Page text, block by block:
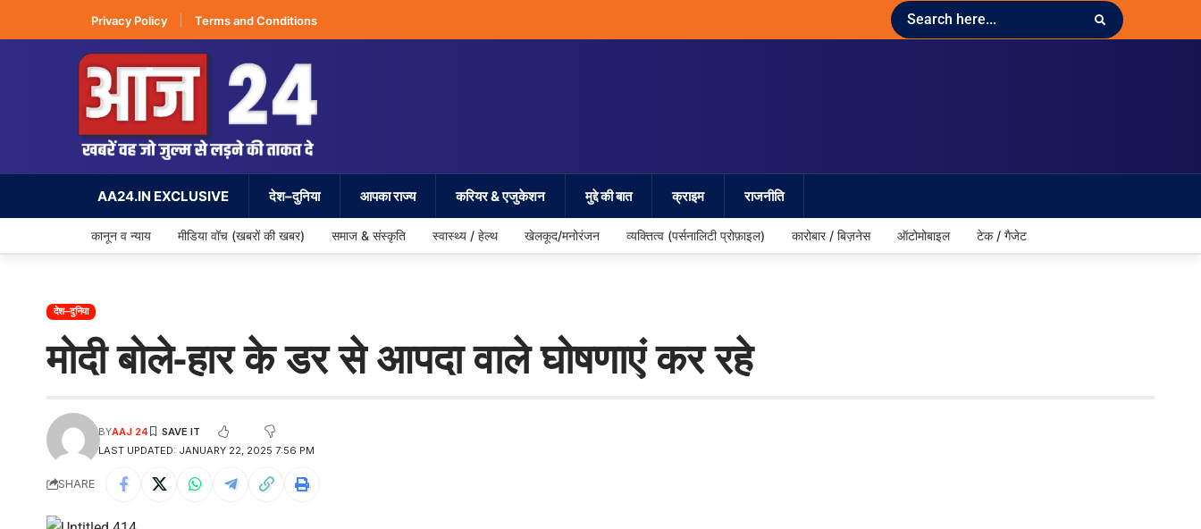
Privacy Policy Terms and Conditions
AA24.IN EXCLUSIVE देश–दुनिया आपका राज्य करियर & एजुकेशन मुद्दे की बात क्राइम राजनीति
कानून व न्याय मीडिया वॉच (खबरों की खबर) समाज & संस्कृति स्वास्थ्य / हेल्थ खेलकूद/मनोरंजन व्यक्तित्व (पर्सनालिटी प्रोफ़ाइल) कारोबार / बिज़नेस ऑटोमोबाइल टेक / गैजेट
देश–दुनिया
मोदी बोले-हार के डर से आपदा वाले घोषणाएं कर रहे
LAST UPDATED: JANUARY 22, 2025 7:56 PM
BYAAJ 24
SHARE